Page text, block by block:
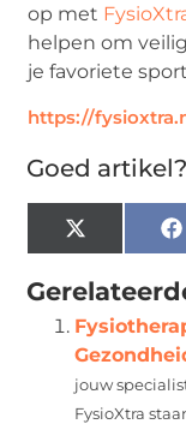
op met
helpen om
je favoriete
https://
Goed
X
(Twitter)
jouw
FysioXtra